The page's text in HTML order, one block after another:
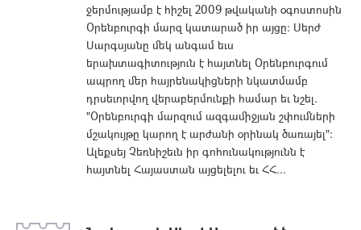
ջերմությամբ է հիշել 2009 թվականի օգոստոսին
Օրենբուրգի մարզ կատարած իր այցը: Սերժ
Սարգսյանը մեկ անգամ եւս
երախտագիտություն է հայտնել Օրենբուրգում
ապրող մեր հայրենակիցների նկատմամբ
դրսեւորվող վերաբերմունքի համար եւ նշել.
"Օրենբուրգի մարզում ազգամիջյան շփումների
մշակույթը կարող է արժանի օրինակ ծառայել":
Ալեքսեյ Չեռնիշեւն իր գոհունակությունն է
հայտնել Հայաստան այցելելու եւ ՀՀ...